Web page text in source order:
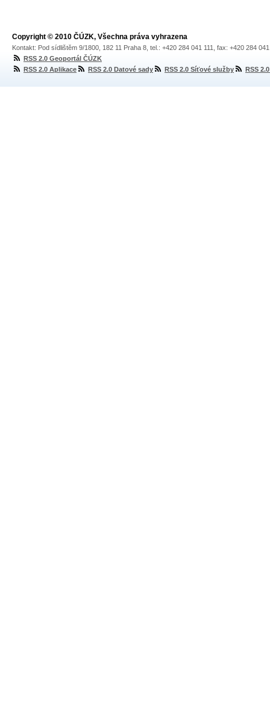
Copyright © 2010 ČÚZK, Všechna práva vyhrazena
Kontakt: Pod sídlištěm 9/1800, 182 11 Praha 8, tel.: +420 284 041 111, fax: +420 284
RSS 2.0 Geoportál ČÚZK
RSS 2.0 Aplikace
RSS 2.0 Datové sady RSS 2.0 Síťové služby RSS